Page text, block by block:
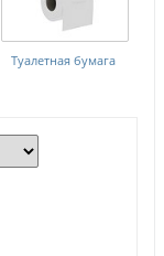
Туалетная бумага